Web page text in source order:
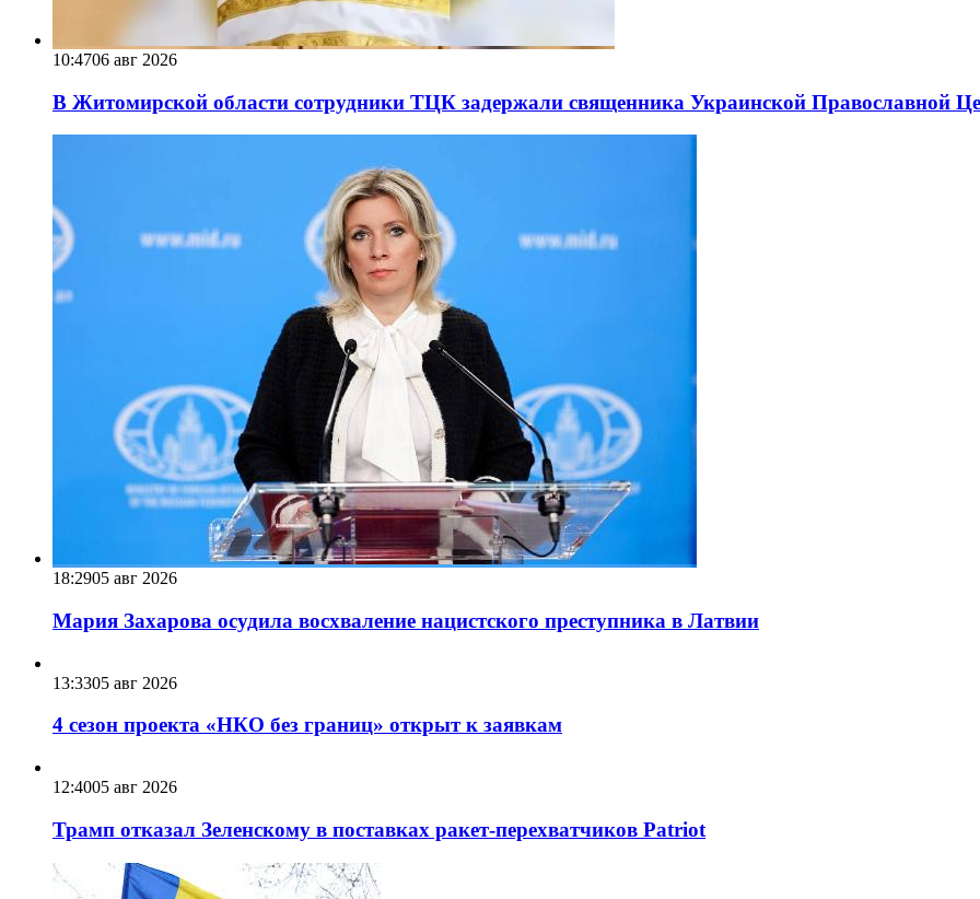
10:4706 авг 2026
В Житомирской области сотрудники ТЦК задержали священника Украинской Православной
18:2905 авг 2026
Мария Захарова осудила восхваление нацистского преступника в Латвии
13:3305 авг 2026
4 сезон проекта «НКО без границ» открыт к заявкам
12:4005 авг 2026
Трамп отказал Зеленскому в поставках ракет-перехватчиков Patriot